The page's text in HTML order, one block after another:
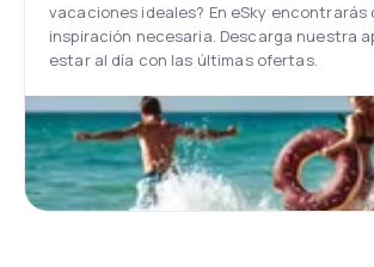
vacaciones ideales? En eSky encontrarás
inspiración necesaria. Descarga nuestra
estar al día con las últimas ofertas.